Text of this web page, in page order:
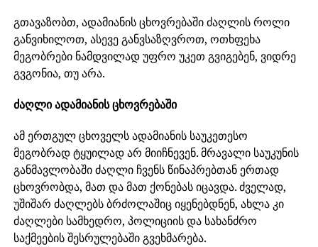
გთავაზობთ, ადამიანის ცხოვრებაში ძაღლის როლი
განვიხილოთ, ასევე განვსაზღვროთ, ოთხფეხა
მეგობრები ნამდვილად უფრო უკეთ გვიგებენ, ვიდრე
გვგონია, თუ არა.
ძაღლი ადამიანის ცხოვრებაში
ამ ერთგულ ცხოველს ადამიანის საუკეთესო
მეგობრად ტყუილად არ მიიჩნევენ. მრავალი საუკუნის
განმავლობაში ძაღლი ჩვენს წინაპრებთან ერთად
ცხოვრობდა, მათ და მათ ქონებას იცავდა. ძველად,
უშიშარ ძაღლებს ბრძოლაშიც იყენებდნენ, ახლა კი
ძაღლები სამხედრო, პოლიციის და სახანძრო
საქმეების შესრულებაში გვეხმარება.